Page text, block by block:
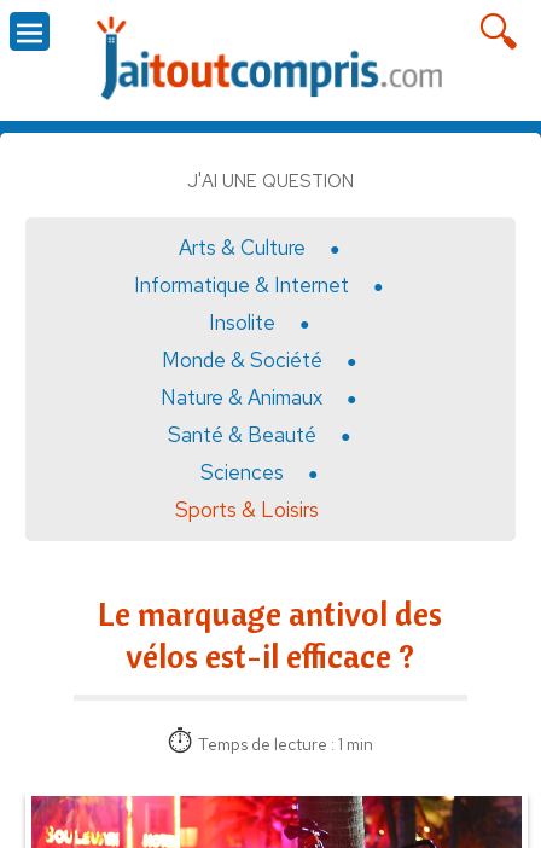
J'AI UNE QUESTION
Arts & Culture
Informatique & Internet
Insolite
Monde & Société
Nature & Animaux
Santé & Beauté
Sciences
Sports & Loisirs
Le marquage antivol des
vélos est-il efficace ?
Temps de lecture : 1 min